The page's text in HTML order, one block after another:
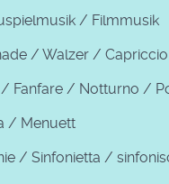
/ Filmmusik
/ Walzer /
/ Fanfare / Notturno /
/ Menuett
/ Sinfonietta /